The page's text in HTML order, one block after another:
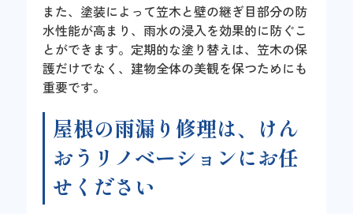
また、塗装によって笠木と壁の継ぎ目部分の防
水性能が高まり、雨水の浸入を効果的に防ぐこ
とができます。定期的な塗り替えは、笠木の保
護だけでなく、建物全体の美観を保つためにも
重要です。
屋根の雨漏り修理は、けん
おうリノベーションにお任
せください